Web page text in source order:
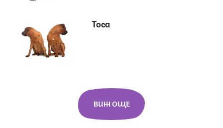
Тоса
ВИЖ ОЩЕ